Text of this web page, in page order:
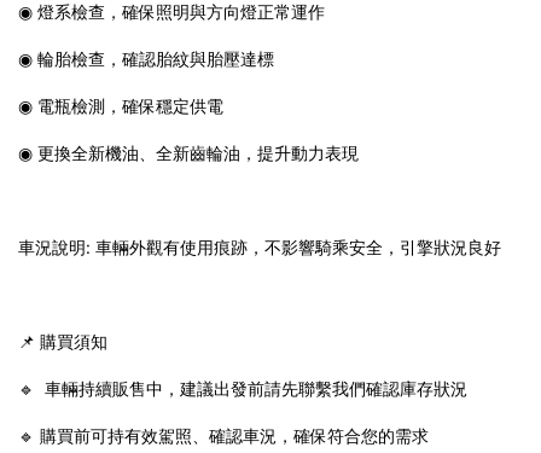
◉ 燈系檢查，確保照明與方向燈正常運作
◉ 輪胎檢查，確認胎紋與胎壓達標
◉ 電瓶檢測，確保穩定供電
◉ 更換全新機油、全新齒輪油，提升動力表現
車況說明: 車輛外觀有使用痕跡，不影響騎乘安全，引擎狀況良好
📌 購買須知
🔹 車輛持續販售中，建議出發前請先聯繫我們確認庫存狀況
🔹 購買前可持有效駕照、確認車況，確保符合您的需求